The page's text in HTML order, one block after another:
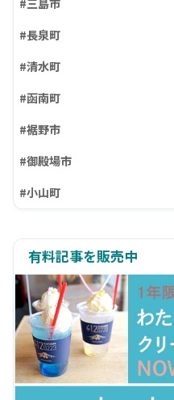
#三島市
#長泉町
#清水町
#函南町
#裾野市
#御殿場市
#小山町
有料記事を販売中